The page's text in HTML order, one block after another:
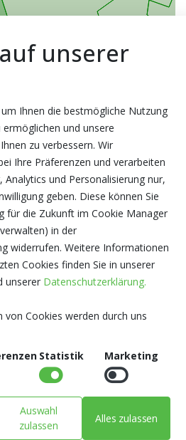
Newsletter
mit Neuigkeiten und
Heyl
unserer
Ihnen die bestmögliche Nutzung
und unsere
zu verbessern. Wir
Ihre Präferenzen und verarbeiten
und Personalisierung nur,
geben. Diese können Sie
für die Zukunft im Cookie Manager
in der
widerrufen. Weitere Informationen
Cookies finden Sie in unserer
unserer Datenschutzerklärung.
von Cookies werden durch uns
Statistik Marketing
Auswahl
zulassen
Alles zulassen